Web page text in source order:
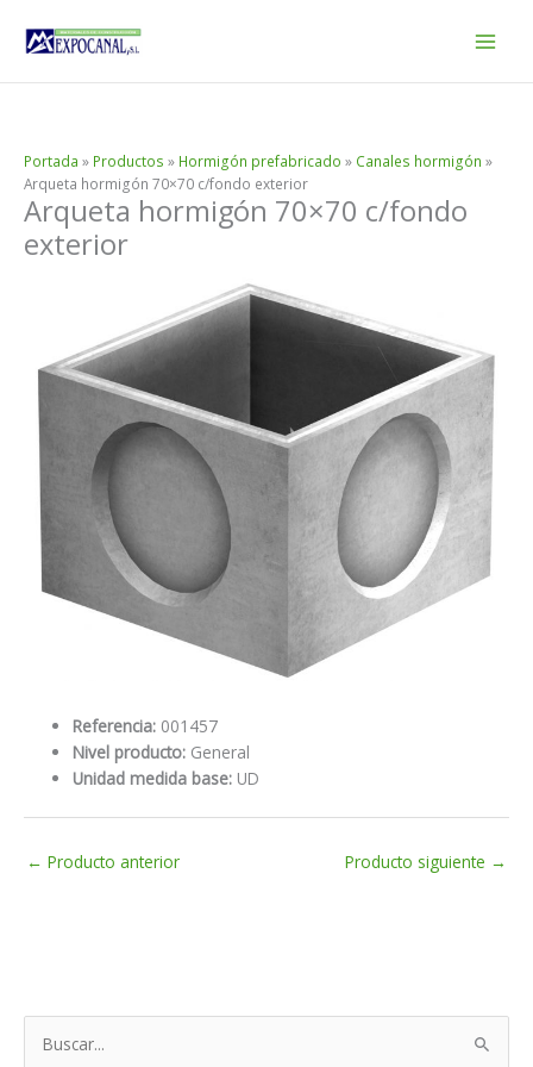
Portada » Productos » Hormigón prefabricado » Canales hormigón »
Arqueta hormigón 70×70 c/fondo exterior
Arqueta hormigón 70×70 c/fondo
exterior
Referencia: 001457
Nivel producto: General
Unidad medida base: UD
← Producto anterior Producto siguiente →